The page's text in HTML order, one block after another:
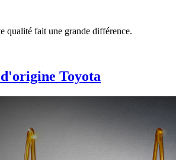
qualité fait une grande différence.
Toyota